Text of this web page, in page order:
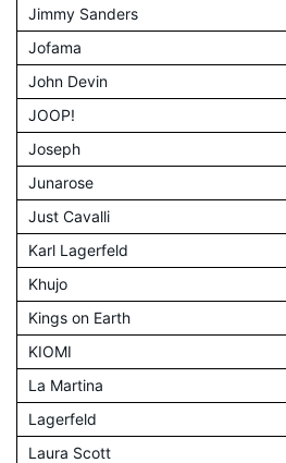
Jimmy Sanders
Jofama
John Devin
JOOP!
Joseph
Junarose
Just Cavalli
Karl Lagerfeld
Khujo
Kings on Earth
KIOMI
La Martina
Lagerfeld
Laura Scott